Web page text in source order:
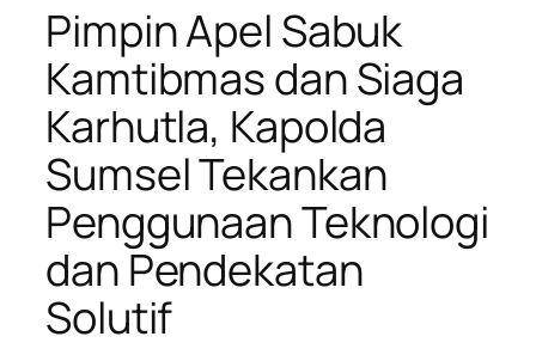
Pimpin Apel Sabuk
Kamtibmas dan Siaga
Karhutla, Kapolda
Sumsel Tekankan
Penggunaan Teknologi
dan Pendekatan
Solutif